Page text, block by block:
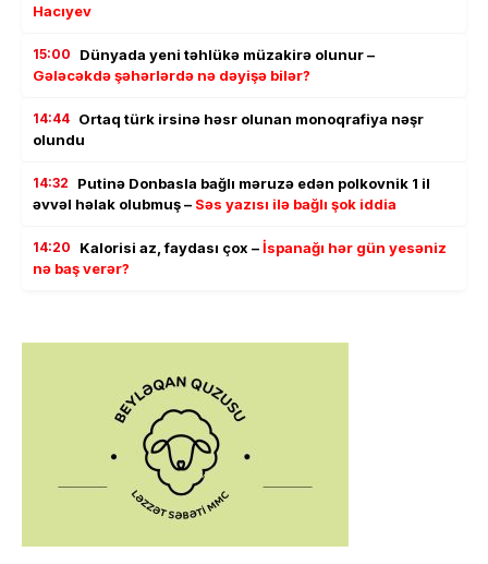
Hacıyev
15:00
Dünyada yeni təhlükə müzakirə olunur –
Gələcəkdə şəhərlərdə nə dəyişə bilər?
14:44 Ortaq türk irsinə həsr olunan monoqrafiya nəşr
olundu
14:32
Putinə Donbasla bağlı məruzə edən polkovnik 1 il
əvvəl həlak olubmuş – Səs yazısı ilə bağlı şok iddia
14:20 Kalorisi az, faydası çox –İspanağı hər gün yesəniz
nə baş verər?